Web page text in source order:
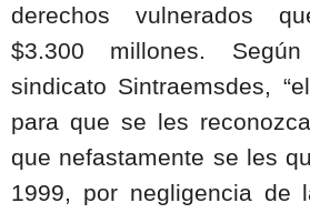
derechos vulnerados
$3.300 millones.
sindicato Sintraemsdes,
para que se les
que nefastamente se les
1999, por negligencia de